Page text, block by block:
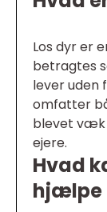
Los dyr er
betragtes
lever uden
omfatter
blevet væk
ejere.
Hvad
hjælpe